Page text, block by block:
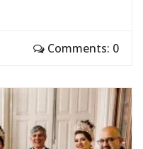
Comments: 0